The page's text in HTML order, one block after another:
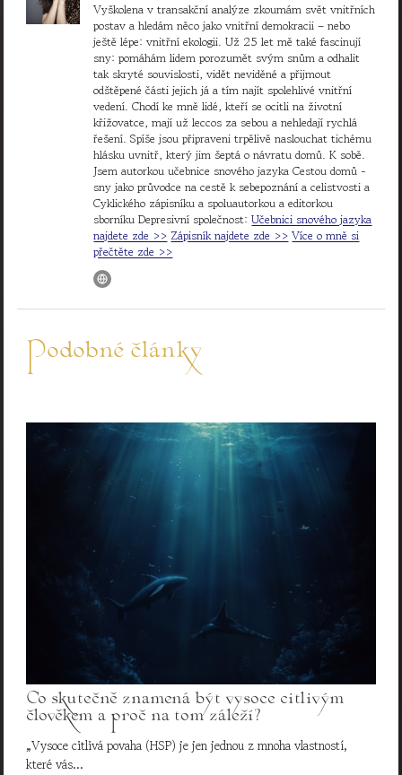
Vyškolena v transakční analýze zkoumám svět vnitřních
postav a hledám něco jako vnitřní demokracii – nebo
ještě lépe: vnitřní ekologii. Už 25 let mě také fascinují
sny: pomáhám lidem porozumět svým snům a odhalit
tak skryté souvislosti, vidět neviděné a přijmout
odštěpené části jejich já a tím najít spolehlivé vnitřní
vedení. Chodí ke mně lidé, kteří se ocitli na životní
křižovatce, mají už leccos za sebou a nehledají rychlá
řešení. Spíše jsou připraveni trpělivě naslouchat tichému
hlásku uvnitř, který jim šeptá o návratu domů. K sobě.
Jsem autorkou učebnice snového jazyka Cestou domů -
sny jako průvodce na cestě k sebepoznání a celistvosti a
Cyklického zápisníku a spoluautorkou a editorkou
sborníku Depresivní společnost:Učebnici snového jazyka
najdete zde >> Zápisník najdete zde >> Více o mně si
přečtěte zde >>
Podobné články
Co skutečně znamená být vysoce citlivým
člověkem a proč na tom záleží?
„Vysoce citlivá povaha (HSP) je jen jednou z mnoha vlastností,
které vás…